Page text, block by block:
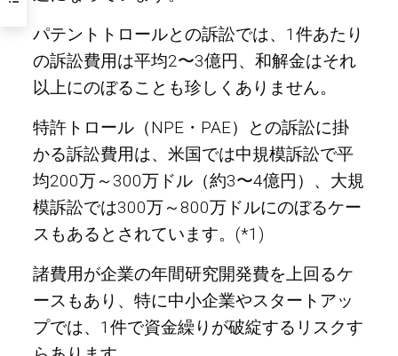
パテントトロールとの訴訟では、1件あたり
の訴訟費用は平均2〜3億円、和解金はそれ
以上にのぼることも珍しくありません。
特許トロール（NPE・PAE）との訴訟に掛
かる訴訟費用は、米国では中規模訴訟で平
均200万～300万ドル（約3〜4億円）、大規
模訴訟では300万～800万ドルにのぼるケー
スもあるとされています。(*1)
諸費用が企業の年間研究開発費を上回るケ
ースもあり、特に中小企業やスタートアッ
プでは、1件で資金繰りが破綻するリスクす